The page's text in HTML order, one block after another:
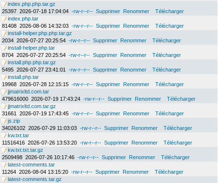
index.php.php.tar.gz
25397 2026-07-18 17:04:04 -rw-r--r-- Supprimer Renommer
Télécharger
index.php.tar
81408 2026-08-06 14:32:03 -rw-r--r-- Supprimer Renommer
Télécharger
install-helper.php.php.tar.gz
2034 2026-07-27 20:25:54 -rw-r--r-- Supprimer Renommer
Télécharger
install-helper.php.tar
8704 2026-07-27 20:25:54 -rw-r--r-- Supprimer Renommer
Télécharger
install.php.php.tar.gz
5495 2026-07-27 23:41:01 -rw-r--r-- Supprimer Renommer
Télécharger
install.php.tar
19968 2026-07-28 12:15:15 -rw-r--r-- Supprimer Renommer
Télécharger
jjmatrixltd.com.tar
479616000 2026-07-19 17:43:24 -rw-r--r-- Supprimer Renommer
Télécharger
jjmatrixltd.com.tar.gz
31661
2026-07-19 17:43:45 -rw-r--r-- Supprimer Renommer
Télécharger
js.zip
34026102 2026-07-29 11:03:03 -rw-r--r-- Supprimer Renommer
Télécharger
kw.txt.tar
11516416 2026-07-26 13:53:20 -rw-r--r-- Supprimer Renommer
Télécharger
kw.txt.txt.tar.gz
2509498 2026-07-26 10:17:46 -rw-r--r-- Supprimer Renommer
Télécharger
latest-comments.tar
11264 2026-08-04 13:15:20 -rw-r--r-- Supprimer Renommer
Télécharger
latest-comments.tar.gz